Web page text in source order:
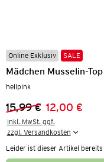
Online Exklusiv SALE
Mädchen Musselin-
hellpink
Vorheriger Preis:
15,99 €
Neuer Preis:
12,00 €
inkl. MwSt. ggf.
zzgl. Versandkosten
Leider ist dieser Artikel